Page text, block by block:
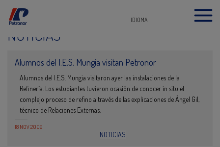
IDIOMA
NOTICIAS
Alumnos del I.E.S. Mungia visitan Petronor
Alumnos del I.E.S. Mungia visitaron ayer las instalaciones de la
Refinería. Los estudiantes tuvieron ocasión de conocer in situ el
complejo proceso de refino a través de las explicaciones de Ángel Gil,
técnico de Relaciones Externas.
18 NOV 2009
NOTICIAS